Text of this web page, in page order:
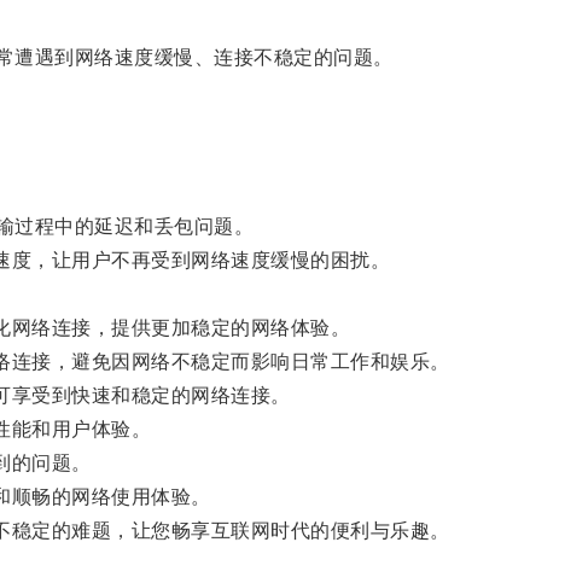
遇到网络速度缓慢、连接不稳定的问题。
程中的延迟和丢包问题。
，让用户不再受到网络速度缓慢的困扰。
络连接，提供更加稳定的网络体验。
接，避免因网络不稳定而影响日常工作和娱乐。
受到快速和稳定的网络连接。
和用户体验。
问题。
畅的网络使用体验。
定的难题，让您畅享互联网时代的便利与乐趣。